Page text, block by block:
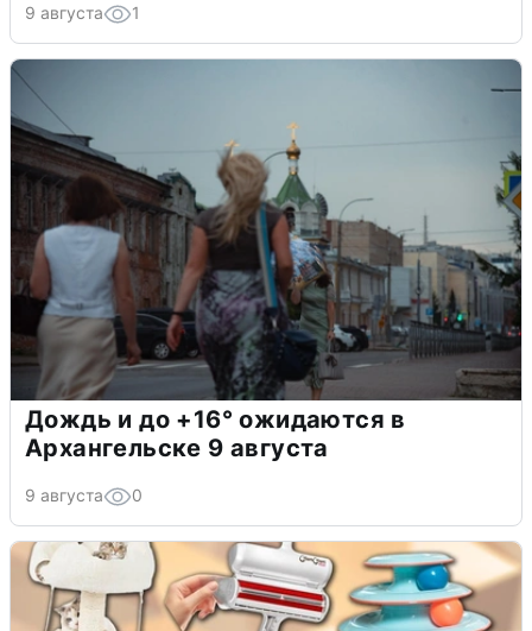
9 августа 1
Дождь и до +16° ожидаются в
Архангельске 9 августа
9 августа 0